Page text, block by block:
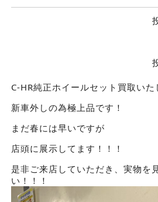
C-HR純正ホイールセット買取いた
新車外しの為極上品です！
まだ春には早いですが
店頭に展示してます！！！
是非ご来店していただき、実物を
い！！！